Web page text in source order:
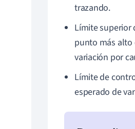
trazando.
Límite superior
punto más alto
variación por
Límite de
esperado de